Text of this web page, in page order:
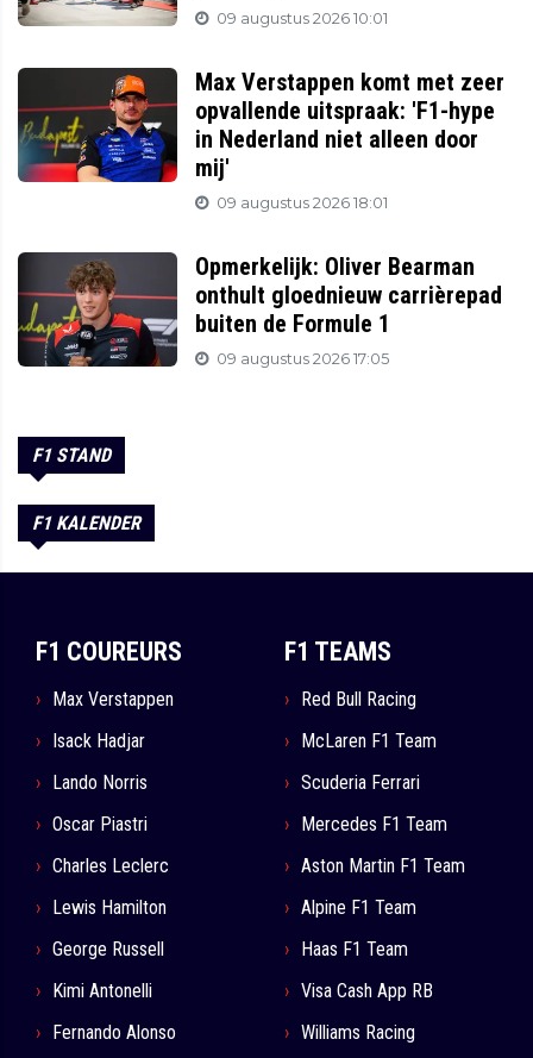
09 augustus 2026 10:01
Max Verstappen komt met zeer
opvallende uitspraak: 'F1-hype
in Nederland niet alleen door
mij'
09 augustus 2026 18:01
Opmerkelijk: Oliver Bearman
onthult gloednieuw carrièrepad
buiten de Formule 1
09 augustus 2026 17:05
F1 STAND
F1 KALENDER
F1 COUREURS
Max Verstappen
Isack Hadjar
Lando Norris
Oscar Piastri
Charles Leclerc
Lewis Hamilton
George Russell
Kimi Antonelli
Fernando Alonso
F1 TEAMS
Red Bull Racing
McLaren F1 Team
Scuderia Ferrari
Mercedes F1 Team
Aston Martin F1 Team
Alpine F1 Team
Haas F1 Team
Visa Cash App RB
Williams Racing